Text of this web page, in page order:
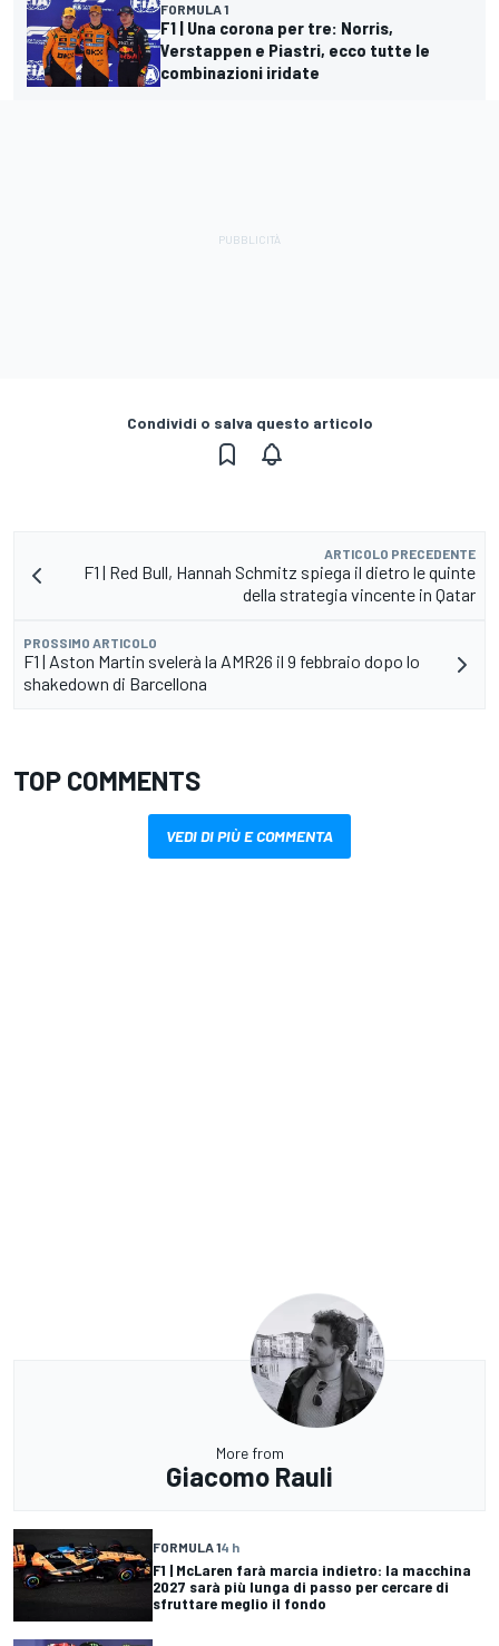
FORMULA 1
F1 | Una corona per tre: Norris,
Verstappen e Piastri, ecco tutte le
combinazioni iridate
Condividi o salva questo articolo
ARTICOLO PRECEDENTE
F1 | Red Bull, Hannah Schmitz spiega il dietro le quinte
della strategia vincente in Qatar
PROSSIMO ARTICOLO
F1 | Aston Martin svelerà la AMR26 il 9 febbraio dopo lo
shakedown di Barcellona
TOP COMMENTS
VEDI DI PIÙ E COMMENTA
More from
Giacomo Rauli
FORMULA 14 h
F1 | McLaren farà marcia indietro: la macchina
2027 sarà più lunga di passo per cercare di
sfruttare meglio il fondo